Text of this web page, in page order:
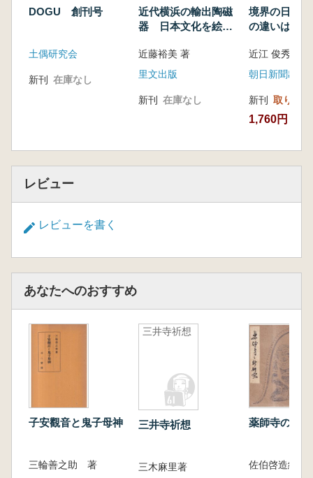
DOGU 創刊号
土偶研究会
新刊 在庫なし
近代横浜の輸出陶磁
器 日本文化を絵付
近藤裕美 著
里文出版
新刊 在庫なし
境界の日本史 地域
の違いはど
近江 俊秀 森
朝日新聞出版
新刊 取り寄せ
1,760円
レビュー
レビューを書く
あなたへのおすすめ
子安觀音と鬼子母神
三輪善之助 著
三井寺祈想
三井寺祈想
三木麻里著
薬師寺の新